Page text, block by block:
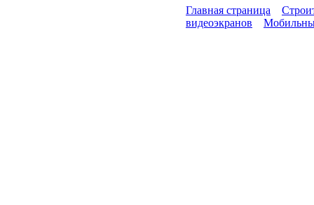
Главная страница
видеоэкранов